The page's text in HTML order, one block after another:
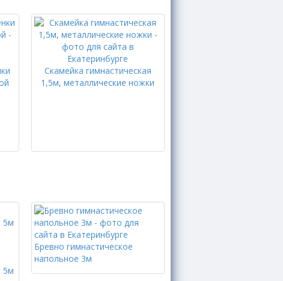
Скамейка гимнастическая
1,5м, металлические ножки
5м
Бревно гимнастическое
напольное 3м